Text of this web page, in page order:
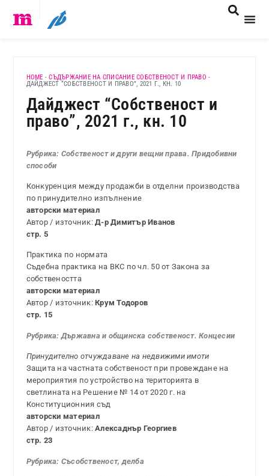
HOME -СЪДЪРЖАНИЕ НА СПИСАНИЕ СОБСТВЕНОСТ И ПРАВО -
ДАЙДЖЕСТ “СОБСТВЕНОСТ И ПРАВО”, 2021 Г., КН. 10
Дайджест “Собственост и
право”, 2021 г., кн. 10
Рубрика: Собственост и други вещни права. Придобивни
способи
Конкуренция между продажби в отделни производства
по принудително изпълнение
авторски материал
Автор / източник:Д-р Димитър Иванов
стр. 5
Практика по нормата
Съдебна практика на ВКС по чл. 50 от Закона за
собствеността
авторски материал
Автор / източник:Крум Тодоров
стр. 15
Рубрика: Държавна и общинска собственост. Концесии
Принудително отчуждаване на недвижими имоти
Защита на частната собственост при провеждане на
мероприятия по устройство на територията в
светлината на Решение № 14 от 2020 г. на
Конституционния съд
авторски материал
Автор / източник:Алексаднър Георгиев
стр. 23
Рубрика: Съсобственост, делба